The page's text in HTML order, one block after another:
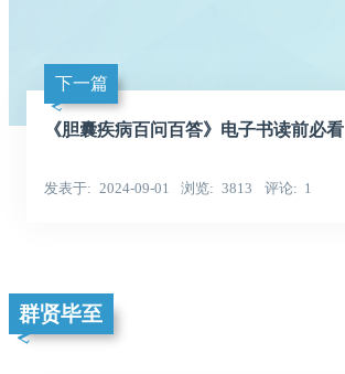
下一篇
《胆囊疾病百问百答》电子书读前必看
发表于 2024-09-01 浏览 3813 评论 1
群贤毕至